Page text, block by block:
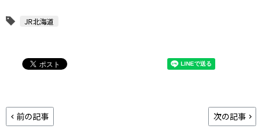
JR北海道
前の記事 次の記事